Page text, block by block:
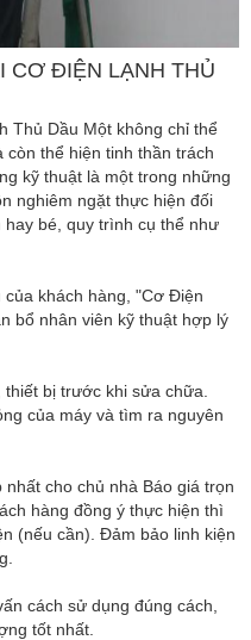
CƠ ĐIỆN LẠNH THỦ
Thủ Dầu Một không chỉ thể
còn thể hiện tinh thần trách
kỹ thuật là một trong những
nghiêm ngặt thực hiện đối
bé, quy trình cụ thể như
khách hàng, "Cơ Điện
bổ nhân viên kỹ thuật hợp lý
bị trước khi sửa chữa.
của máy và tìm ra nguyên
cho chủ nhà Báo giá trọn
hàng đồng ý thực hiện thì
(nếu cần). Đảm bảo linh kiện
cách sử dụng đúng cách,
tốt nhất.